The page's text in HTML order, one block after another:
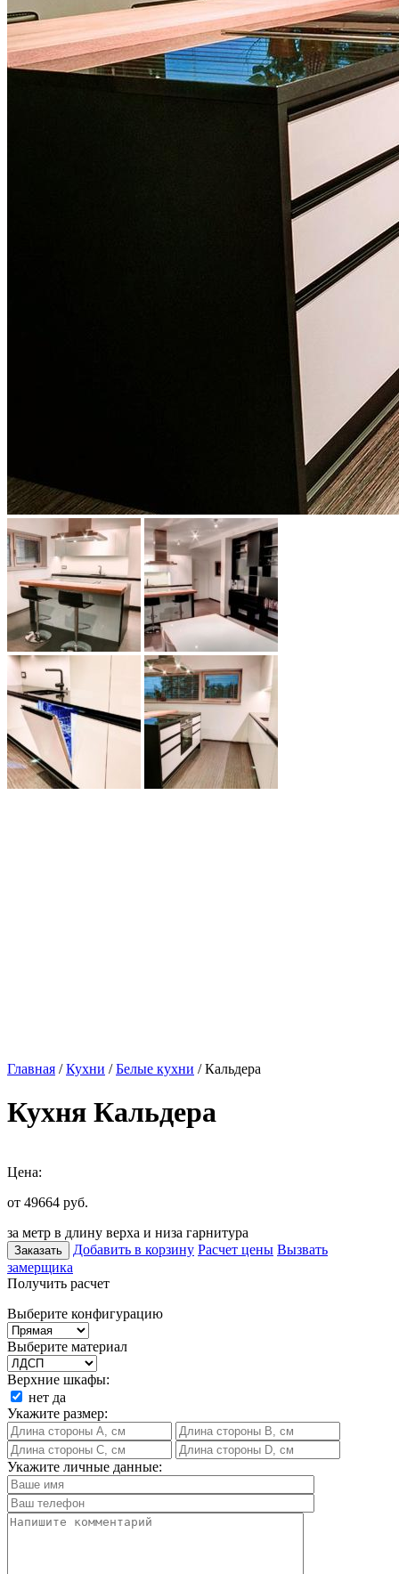
Главная /Кухни /Белые кухни / Кальдера
Кухня Кальдера
Цена:
от 49664 руб.
за метр в длину верха и низа гарнитура
Заказать Добавить в корзину Расчет цены Вызвать
замерщика
Получить расчет
Выберите конфигурацию
Выберите материал
Верхние шкафы:
нет да
Укажите размер:
Укажите личные данные: